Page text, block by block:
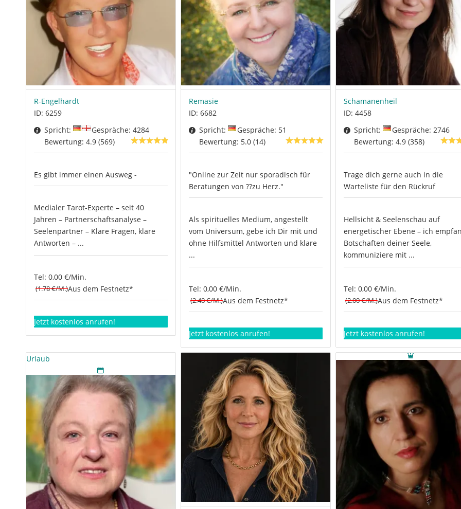
R-Engelhardt
ID: 6259
Spricht:
Gespräche: 4284
Bewertung: 4.9 (569)
Es gibt immer einen Ausweg -
Medialer Tarot-Experte – seit 40
Jahren – Partnerschaftsanalyse –
Seelenpartner – Klare Fragen, klare
Antworten – ...
Tel: 0,00 €/Min.
(1.78 €/M.)Aus dem Festnetz*
Jetzt kostenlos anrufen!
Remasie
ID: 6682
Spricht:
Gespräche: 51
Bewertung: 5.0 (14)
"Online zur Zeit nur sporadisch für
Beratungen von ??zu Herz."
Als spirituelles Medium, angestellt
vom Universum, gebe ich Dir mit und
ohne Hilfsmittel Antworten und klare
...
Tel: 0,00 €/Min.
(2.48 €/M.)Aus dem Festnetz*
Jetzt kostenlos anrufen!
Schamanenheil
ID: 4458
Spricht:
Gespräche: 2746
Bewertung: 4.9 (358)
Trage dich gerne auch in die
Warteliste für den Rückruf
Hellsicht & Seelenschau auf
energetischer Ebene – ich
Botschaften deiner Seele,
kommuniziere mit ...
Tel: 0,00 €/Min.
(2.00 €/M.)Aus dem Festnetz*
Jetzt kostenlos anrufen!
Urlaub